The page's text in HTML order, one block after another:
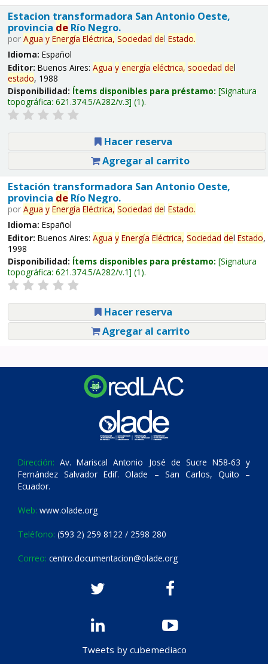
Estacion transformadora San Antonio Oeste,
provincia deRío Negro.
por Agua y Energía Eléctrica, Sociedad del Estado.
Idioma: Español
Editor: Buenos Aires: Agua y energía eléctrica, sociedad del
estado, 1988
Disponibilidad: Ítems disponibles para préstamo: Signatura
topográfica: 621.374.5/A282/v.3 (1).
Hacer reserva
Agregar al carrito
Estación transformadora San Antonio Oeste,
provincia deRío Negro.
por Agua y Energía Eléctrica, Sociedad del Estado.
Idioma: Español
Editor: Buenos Aires: Agua y Energía Eléctrica, Sociedad del Estado,
1998
Disponibilidad: Ítems disponibles para préstamo: Signatura
topográfica: 621.374.5/A282/v.1 (1).
Hacer reserva
Agregar al carrito
Dirección: Av. Mariscal Antonio José de Sucre N58-63 y
Fernández Salvador Edif. Olade – San Carlos, Quito –
Ecuador.
Web: www.olade.org
Teléfono: (593 2) 259 8122 / 2598 280
Correo: centro.documentacion@olade.org
Tweets by cubemediaco